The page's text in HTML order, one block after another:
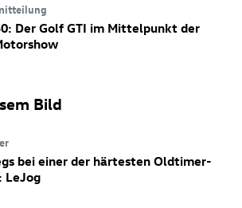
Der Golf GTI im Mittelpunkt der
Bild
bei einer der härtesten Oldtimer-
LeJog